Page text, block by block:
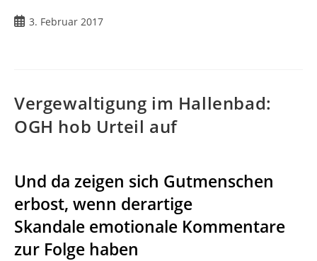
3. Februar 2017
Vergewaltigung im Hallenbad:
OGH hob Urteil auf
Und da zeigen sich Gutmenschen
erbost, wenn derartige
Skandale emotionale Kommentare
zur Folge haben